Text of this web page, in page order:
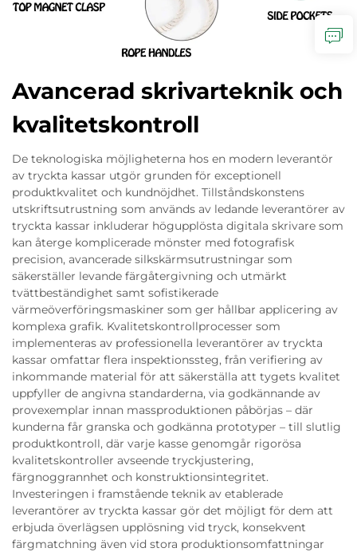
Avancerad skrivarteknik och
kvalitetskontroll
De teknologiska möjligheterna hos en modern leverantör
av tryckta kassar utgör grunden för exceptionell
produktkvalitet och kundnöjdhet. Tillståndskonstens
utskriftsutrustning som används av ledande leverantörer av
tryckta kassar inkluderar högupplösta digitala skrivare som
kan återge komplicerade mönster med fotografisk
precision, avancerade silkskärmsutrustningar som
säkerställer levande färgåtergivning och utmärkt
tvättbeständighet samt sofistikerade
värmeöverföringsmaskiner som ger hållbar applicering av
komplexa grafik. Kvalitetskontrollprocesser som
implementeras av professionella leverantörer av tryckta
kassar omfattar flera inspektionssteg, från verifiering av
inkommande material för att säkerställa att tygets kvalitet
uppfyller de angivna standarderna, via godkännande av
provexemplar innan massproduktionen påbörjas – där
kunderna får granska och godkänna prototyper – till slutlig
produktkontroll, där varje kasse genomgår rigorösa
kvalitetskontroller avseende tryckjustering,
färgnoggrannhet och konstruktionsintegritet.
Investeringen i framstående teknik av etablerade
leverantörer av tryckta kassar gör det möjligt för dem att
erbjuda överlägsen upplösning vid tryck, konsekvent
färgmatchning även vid stora produktionsomfattningar